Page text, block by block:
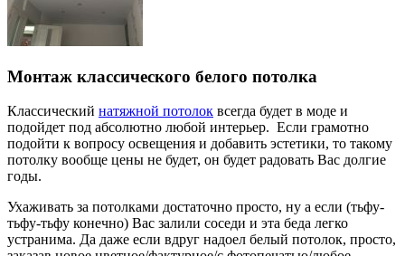
Монтаж классического белого потолка
Классический натяжной потолок всегда будет в моде и
подойдет под абсолютно любой интерьер. Если грамотно
подойти к вопросу освещения и добавить эстетики, то такому
потолку вообще цены не будет, он будет радовать Вас долгие
годы.
Ухаживать за потолками достаточно просто, ну а если (тьфу-
тьфу-тьфу конечно) Вас залили соседи и эта беда легко
устранима. Да даже если вдруг надоел белый потолок, просто,